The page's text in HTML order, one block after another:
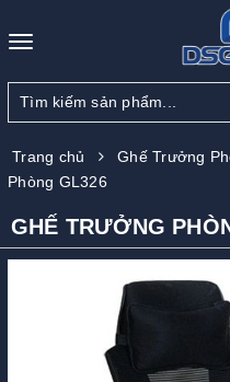
Toggle
Trang chủ Ghế Trưởng
Phòng GL326
GHẾ TRƯỞNG